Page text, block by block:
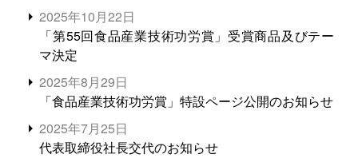
2025年10月22日
「第55回食品産業技術功労賞」受賞商品及びテー
マ決定
2025年8月29日
「食品産業技術功労賞」特設ページ公開のお知らせ
2025年7月25日
代表取締役社長交代のお知らせ